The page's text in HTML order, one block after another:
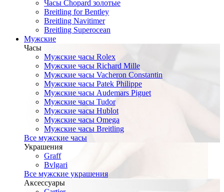
Часы Сhopard золотые
Breitling for Bentley
Breitling Navitimer
Breitling Superocean
Мужские
Часы
Мужские часы Rolex
Мужские часы Richard Mille
Мужские часы Vacheron Constantin
Мужские часы Patek Philippe
Мужские часы Audemars Piguet
Мужские часы Tudor
Мужские часы Hublot
Мужские часы Omega
Мужские часы Breitling
Все мужские часы
Украшения
Graff
Bvlgari
Все мужские украшения
Аксессуары